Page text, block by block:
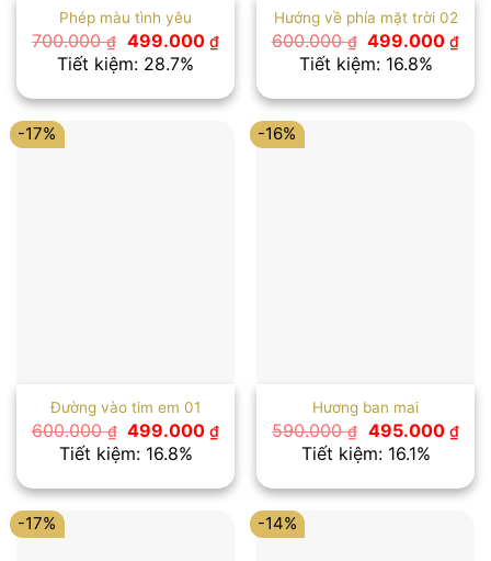
Phép màu tình yêu
700.000₫ Giá
gốc
là:
499.000 ₫Giá
hiện
là:
499.000 ₫.
Tiết kiệm: 28.7%
Hướng về phía mặt trời 02
600.000₫ Giá
gốc
là:
499.000₫Giá
là:
Tiết kiệm: 16.8%
-17%
Đường vào tim em 01
600.000₫ Giá
gốc
là:
499.000₫Giá
là:
499.000 ₫.
Tiết kiệm: 16.8%
-16%
Hương ban mai
590.000₫ Giá
gốc
là:
495.000 ₫Giá
hiện
là:
Tiết kiệm: 16.1%
-17% -14%